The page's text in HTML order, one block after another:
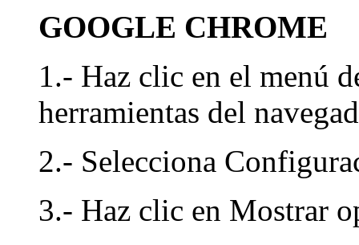
GOOGLE CHROME
1.- Haz clic en el menú
herramientas del
2.- Selecciona
3.- Haz clic en Mostrar